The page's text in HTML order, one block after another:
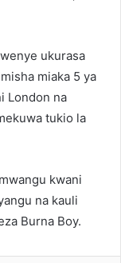
ukurasa
miaka 5 ya
London na
tukio la
kwani
na kauli
Burna Boy.